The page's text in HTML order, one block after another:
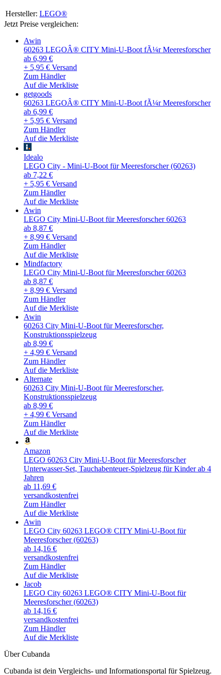
Hersteller: LEGO®
Jetzt Preise vergleichen:
Awin
60263 LEGOÂ® CITY Mini-U-Boot fÃ¼r Meeresforscher
ab 6,99 €
+ 5,95 € Versand
Zum Händler
Auf die Merkliste
getgoods
60263 LEGOÂ® CITY Mini-U-Boot fÃ¼r Meeresforscher
ab 6,99 €
+ 5,95 € Versand
Zum Händler
Auf die Merkliste
Idealo
LEGO City - Mini-U-Boot für Meeresforscher (60263)
ab 7,22 €
+ 5,95 € Versand
Zum Händler
Auf die Merkliste
Awin
LEGO City Mini-U-Boot für Meeresforscher 60263
ab 8,87 €
+ 8,99 € Versand
Zum Händler
Auf die Merkliste
Mindfactory
LEGO City Mini-U-Boot für Meeresforscher 60263
ab 8,87 €
+ 8,99 € Versand
Zum Händler
Auf die Merkliste
Awin
60263 City Mini-U-Boot für Meeresforscher,
Konstruktionsspielzeug
ab 8,99 €
+ 4,99 € Versand
Zum Händler
Auf die Merkliste
Alternate
60263 City Mini-U-Boot für Meeresforscher,
Konstruktionsspielzeug
ab 8,99 €
+ 4,99 € Versand
Zum Händler
Auf die Merkliste
Amazon
LEGO 60263 City Mini-U-Boot für Meeresforscher
Unterwasser-Set, Tauchabenteuer-Spielzeug für Kinder ab 4
Jahren
ab 11,69 €
versandkostenfrei
Zum Händler
Auf die Merkliste
Awin
LEGO City 60263 LEGO® CITY Mini-U-Boot für
Meeresforscher (60263)
ab 14,16 €
versandkostenfrei
Zum Händler
Auf die Merkliste
Jacob
LEGO City 60263 LEGO® CITY Mini-U-Boot für
Meeresforscher (60263)
ab 14,16 €
versandkostenfrei
Zum Händler
Auf die Merkliste
Über Cubanda
Cubanda ist dein Vergleichs- und Informationsportal für Spielzeug.